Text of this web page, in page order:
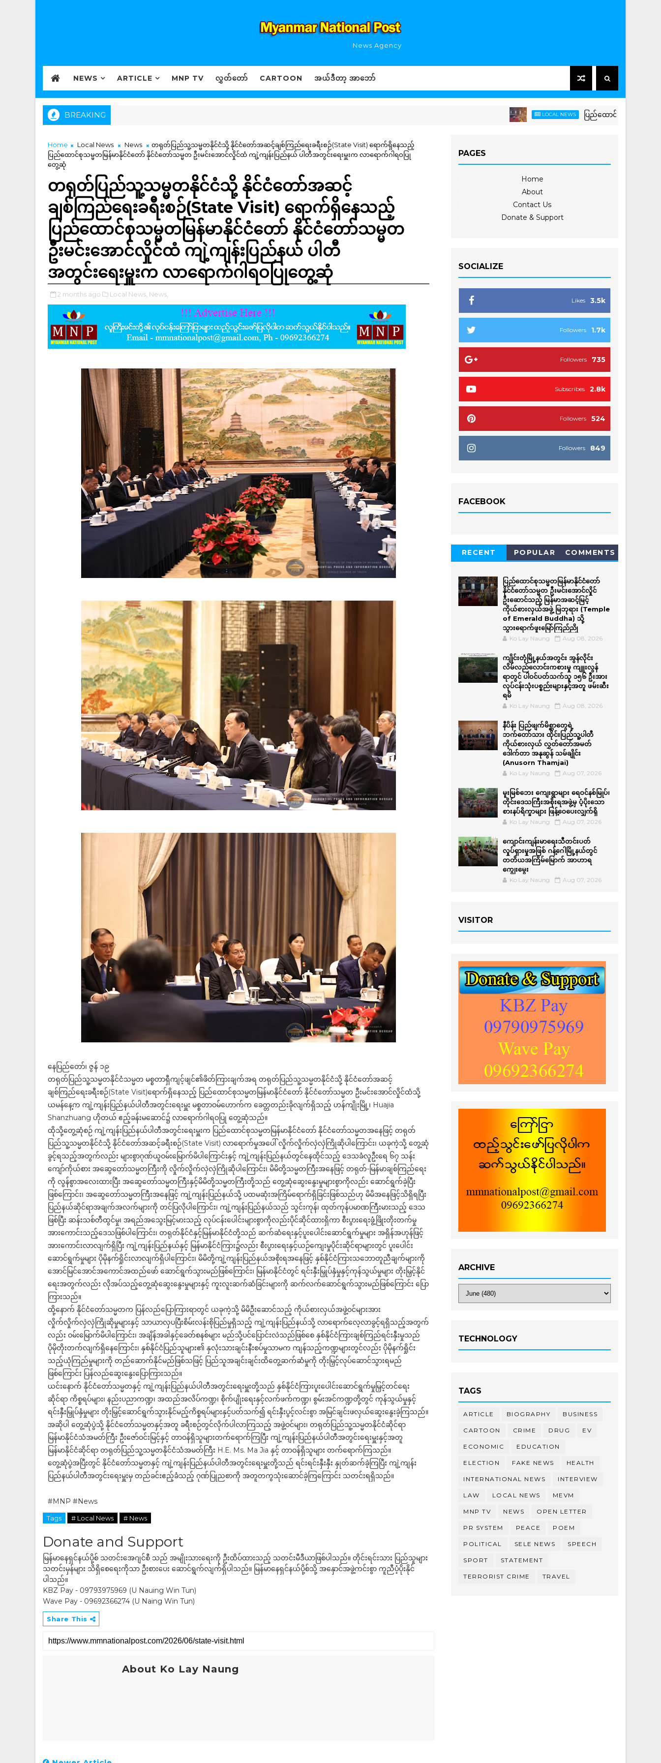
News Agency
NEWS ARTICLE MNP TV လွှတ်တော် CARTOON အယ်ဒီတာ့ အာဘော်
BREAKING LOCAL NEWS ပြည်ထောင်စုသမ္မတမြန်မာနိုင်ငံတေ
Home Local News News
တရုတ်ပြည်သူ့သမ္မတနိုင်ငံသို့ နိုင်ငံတော်အဆင့်ချစ်ကြည်ရေးခရီးစဉ်(State Visit) ရောက်ရှိနေသည့်
ပြည်ထောင်စုသမ္မတမြန်မာနိုင်ငံတော် နိုင်ငံတော်သမ္မတ ဦးမင်းအောင်လှိုင်ထံ ကျဲ့ကျန်းပြည်နယ် ပါတီအတွင်းရေးမှူးက လာရောက်ဂါရဝပြု
တွေ့ဆုံ
တရုတ်ပြည်သူ့သမ္မတနိုင်ငံသို့ နိုင်ငံတော်အဆင့်
ချစ်ကြည်ရေးခရီးစဉ်(State Visit) ရောက်ရှိနေသည့်
ပြည်ထောင်စုသမ္မတမြန်မာနိုင်ငံတော် နိုင်ငံတော်သမ္မတ
ဦးမင်းအောင်လှိုင်ထံ ကျဲ့ကျန်းပြည်နယ် ပါတီ
အတွင်းရေးမှူးက လာရောက်ဂါရဝပြုတွေ့ဆုံ
2 months ago Local News, News,
နေပြည်တော်၊ ဇွန် ၁၉
တရုတ်ပြည်သူ့သမ္မတနိုင်ငံသမ္မတ မစ္စတာရှီကျင့်ဖျင်၏ဖိတ်ကြားချက်အရ တရုတ်ပြည်သူ့သမ္မတနိုင်ငံသို့ နိုင်ငံတော်အဆင့်
ချစ်ကြည်ရေးခရီးစဉ်(State Visit)ရောက်ရှိနေသည့် ပြည်ထောင်စုသမ္မတမြန်မာနိုင်ငံတော် နိုင်ငံတော်သမ္မတ ဦးမင်းအောင်လှိုင်ထံသို့
ယမန်နေ့က ကျဲ့ကျန်းပြည်နယ်ပါတီအတွင်းရေးမှူး မစ္စတာဝမ်ဟောက်က ခေတ္တတည်းခိုလျက်ရှိသည့် ဟန်ကျိုးမြို့၊ Huajia
Shanzhuang ဟိုတယ် ဧည့်ခန်းမဆောင်၌ လာရောက်ဂါရဝပြု တွေ့ဆုံသည်။
ထိုသို့တွေ့ဆုံစဉ် ကျဲ့ကျန်းပြည်နယ်ပါတီအတွင်းရေးမှူးက ပြည်ထောင်စုသမ္မတမြန်မာနိုင်ငံတော် နိုင်ငံတော်သမ္မတအနေဖြင့် တရုတ်
ပြည်သူ့သမ္မတနိုင်ငံသို့ နိုင်ငံတော်အဆင့်ခရီးစဉ်(State Visit) လာရောက်မှုအပေါ် လှိုက်လှိုက်လှဲလှဲကြိုဆိုပါကြောင်း၊ ယခုကဲ့သို့ တွေ့ဆုံ
ခွင့်ရသည့်အတွက်လည်း များစွာဂုဏ်ယူဝမ်းမြောက်မိပါကြောင်းနှင့် ကျဲ့ကျန်းပြည်နယ်တွင်နေထိုင်သည့် ဒေသခံလူဦးရေ ၆၇ သန်း
ကျော်ကိုယ်စား အဆွေတော်သမ္မတကြီးကို လှိုက်လှိုက်လှဲလှဲကြိုဆိုပါကြောင်း၊ မိမိတို့သမ္မတကြီးအနေဖြင့် တရုတ်-မြန်မာချစ်ကြည်ရေး
ကို လွန်စွာအလေးထားပြီး အဆွေတော်သမ္မတကြီးနှင့်မိမိတို့သမ္မတကြီးတို့သည် တွေ့ဆုံဆွေးနွေးမှုများစွာကိုလည်း ဆောင်ရွက်ခဲ့ပြီး
ဖြစ်ကြောင်း၊ အဆွေတော်သမ္မတကြီးအနေဖြင့် ကျဲ့ကျန်းပြည်နယ်သို့ ပထမဆုံးအကြိမ်ရောက်ရှိခြင်းဖြစ်သည်ဟု မိမိအနေဖြင့်သိရှိရပြီး
ပြည်နယ်ဆိုင်ရာအချက်အလက်များကို တင်ပြလိုပါကြောင်း၊ ကျဲ့ကျန်းပြည်နယ်သည် သွင်းကုန်၊ ထုတ်ကုန်ပမာဏကြီးမားသည့် ဒေသ
ဖြစ်ပြီး ဆန်းသစ်တီထွင်မှု၊ အရည်အသွေးမြင့်မားသည့် လုပ်ငန်းပေါင်းများစွာကိုလည်းပိုင်ဆိုင်ထားရှိကာ စီးပွားရေးဖွံ့ဖြိုးတိုးတက်မှု
အားကောင်းသည့်ဒေသဖြစ်ပါကြောင်း၊ တရုတ်နိုင်ငံနှင့်မြန်မာနိုင်ငံတို့သည် ဆက်ဆံရေးနှင့်ပူးပေါင်းဆောင်ရွက်မှုများ အရှိန်အဟုန်ဖြင့်
အားကောင်းလာလျက်ရှိပြီး ကျဲ့ကျန်းပြည်နယ်နှင့် မြန်မာနိုင်ငံကြား၌လည်း စီးပွားရေးနှင့်ယဉ်ကျေးမှုပိုင်းဆိုင်ရာများတွင် ပူးပေါင်း
ဆောင်ရွက်မှုများ ပိုမိုနက်ရှိုင်းလာလျက်ရှိပါကြောင်း၊ မိမိတို့ကျဲ့ကျန်းပြည်နယ်အစိုးရအနေဖြင့် နှစ်နိုင်ငံကြားသဘောတူညီချက်များကို
အောင်မြင်အောင်အကောင်အထည်ဖော် ဆောင်ရွက်သွားမည်ဖြစ်ကြောင်း၊ မြန်မာနိုင်ငံတွင် ရင်းနှီးမြှုပ်နှံမှုနှင့်ကုန်သွယ်မှုများ တိုးမြှင့်နိုင်
ရေးအတွက်လည်း လိုအပ်သည့်တွေ့ဆုံဆွေးနွေးမှုများနှင့် ကူးလူးဆက်ဆံခြင်းများကို ဆက်လက်ဆောင်ရွက်သွားမည်ဖြစ်ကြောင်း ပြော
ကြားသည်။
ထို့နောက် နိုင်ငံတော်သမ္မတက ပြန်လည်ပြောကြားရာတွင် ယခုကဲ့သို့ မိမိဦးဆောင်သည့် ကိုယ်စားလှယ်အဖွဲ့ဝင်များအား
လှိုက်လှိုက်လှဲလှဲကြိုဆိုမှုများနှင့် သာယာလှပပြီးစိမ်းလန်းစိုပြည်မှုရှိသည့် ကျဲ့ကျန်းပြည်နယ်သို့ လာရောက်လေ့လာခွင့်ရရှိသည့်အတွက်
လည်း ဝမ်းမြောက်မိပါကြောင်း၊ အချိန်အခါနှင့်ခေတ်စနစ်များ မည်သို့ပင်ပြောင်းလဲသည်ဖြစ်စေ နှစ်နိုင်ငံကြားချစ်ကြည်ရင်းနှီးမှုသည်
ပိုမိုတိုးတက်လျက်ရှိနေကြောင်း၊ နှစ်နိုင်ငံပြည်သူများ၏ နှလုံးသားချင်းနီးစပ်မှုသာမက ကျန်သည့်ကဏ္ဍများတွင်လည်း ပိုမိုနက်ရှိုင်း
သည့်ယုံကြည်မှုများကို တည်ဆောက်နိုင်မည်ဖြစ်သဖြင့် ပြည်သူအချင်းချင်းထိတွေ့ဆက်ဆံမှုကို တိုးမြှင့်လုပ်ဆောင်သွားရမည်
ဖြစ်ကြောင်း ပြန်လည်ဆွေးနွေးပြောကြားသည်။
ယင်းနောက် နိုင်ငံတော်သမ္မတနှင့် ကျဲ့ကျန်းပြည်နယ်ပါတီအတွင်းရေးမှူးတို့သည် နှစ်နိုင်ငံကြားပူးပေါင်းဆောင်ရွက်မှုမြှင့်တင်ရေး
ဆိုင်ရာ ကိစ္စရပ်များ၊ နည်းပညာကဏ္ဍ၊ အထည်အလိပ်ကဏ္ဍ၊ စိုက်ပျိုးရေးနှင့်လက်ဖက်ကဏ္ဍ၊ စွမ်းအင်ကဏ္ဍတို့တွင် ကုန်သွယ်မှုနှင့်
ရင်းနှီးမြှုပ်နှံမှုများ တိုးမြှင့်ဆောင်ရွက်သွားနိုင်မည့်ကိစ္စရပ်များနှင့်ပတ်သက်၍ ရင်းနှီးပွင့်လင်းစွာ အမြင်ချင်းဖလှယ်ဆွေးနွေးခဲ့ကြသည်။
အဆိုပါ တွေ့ဆုံပွဲသို့ နိုင်ငံတော်သမ္မတနှင့်အတူ ခရီးစဉ်တွင်လိုက်ပါလာကြသည့် အဖွဲ့ဝင်များ၊ တရုတ်ပြည်သူ့သမ္မတနိုင်ငံဆိုင်ရာ
မြန်မာနိုင်ငံသံအမတ်ကြီး ဦးဇော်ဝင်းမြင့်နှင့် တာဝန်ရှိသူများတက်ရောက်ကြပြီး ကျဲ့ကျန်းပြည်နယ်ပါတီအတွင်းရေးမှူးနှင့်အတူ
မြန်မာနိုင်ငံဆိုင်ရာ တရုတ်ပြည်သူ့သမ္မတနိုင်ငံသံအမတ်ကြီး H.E. Ms. Ma Jia နှင့် တာဝန်ရှိသူများ တက်ရောက်ကြသည်။
တွေ့ဆုံပွဲအပြီးတွင် နိုင်ငံတော်သမ္မတနှင့် ကျဲ့ကျန်းပြည်နယ်ပါတီအတွင်းရေးမှူးတို့သည် ရင်းရင်းနှီးနှီး နှုတ်ဆက်ခဲ့ကြပြီး ကျဲ့ကျန်း
ပြည်နယ်ပါတီအတွင်းရေးမှူးမှ တည်ခင်းဧည့်ခံသည့် ဂုဏ်ပြုညစာကို အတူတကွသုံးဆောင်ခဲ့ကြကြောင်း သတင်းရရှိသည်။
#MNP #News
Tags # Local News # News
Donate and Support
မြန်မာနေရှင်နယ်ပို့စ် သတင်းအေဂျင်စီ သည် အမျိုးသားရေးကို ဦးထိပ်ထားသည့် သတင်းမီဒီယာဖြစ်ပါသည်။ တိုင်းရင်းသား ပြည်သူများ
သတင်းမှန်များ သိရှိစေရေးကိုသာ ဦးစားပေး ဆောင်ရွက်လျက်ရှိပါသည်။ မြန်မာနေရှင်နယ်ပို့စ်သို့ အနှောင်အဖွဲ့ကင်းစွာ ကူညီပံ့ပိုးနိုင်
ပါသည်။
KBZ Pay - 09793975969 (U Nauing Win Tun)
Wave Pay - 09692366274 (U Naing Win Tun)
Share This
About Ko Lay Naung
PAGES
Home
About
Contact Us
Donate & Support
SOCIALIZE
3.5k
Likes
1.7k
Followers
735
Followers
2.8k
Subscribes
524
Followers
849
Followers
FACEBOOK
RECENT POPULAR COMMENTS
ပြည်ထောင်စုသမ္မတမြန်မာနိုင်ငံတော်
နိုင်ငံတော်သမ္မတ ဦးမင်းအောင်လှိုင်
ဦးဆောင်သည့် မြန်မာအဆင့်မြင့်
ကိုယ်စားလှယ်အဖွဲ့ မြဘုရား (Temple
of Emerald Buddha) သို့
သွားရောက်ဖူးမြော်ကြည်ညို
Ko Lay Naung Aug 08, 2026
ကျိုင်းတုံမြို့နယ်အတွင်း အွန်လိုင်း
လိမ်လည်လောင်းကစားမှု ကျူးလွန်
ရာတွင် ပါဝင်ပတ်သက်သူ ၁၅၆ ဦးအား
လုပ်ငန်းသုံးပစ္စည်းများနှင့်အတူ ဖမ်းဆီး
ရမိ
Ko Lay Naung Aug 08, 2026
နီပိန်း ပြည်ဖျက်မိစ္ဆာတွေရဲ့
ဘက်တော်သား ထိုင်းပြည်သူ့ပါတီ
ကိုယ်စားလှယ် လွှတ်တော်အမတ်
ဒေါက်တာ အနုဆွန် သမ်ချိုင်း
(Anusorn Thamjai)
Ko Lay Naung Aug 07, 2026
မူးမြစ်ဘေး ကျေးရွာများ ရေဝင်နစ်မြုပ်၊
တိုင်းဒေသကြီးအစိုးရအဖွဲ့မှ ပံ့ပိုးသော
စားနပ်ရိက္ခာများ ဖြန့်ဝေပေးလျှက်ရှိ
Ko Lay Naung Aug 07, 2026
ကျောင်းကျန်းမာရေးသီတင်းပတ်
လှုပ်ရှားမှုအဖြစ် ဂန့်ဂေါမြို့နယ်တွင်
တတိယအကြိမ်မြောက် အာဟာရ
ကျွေးမွေး
Ko Lay Naung Aug 07, 2026
VISITOR
ARCHIVE
TECHNOLOGY
TAGS
ARTICLE BIOGRAPHY BUSINESS
CARTOON CRIME DRUG EV
ECONOMIC EDUCATION
ELECTION FAKE NEWS HEALTH
INTERNATIONAL NEWS INTERVIEW
LAW LOCAL NEWS MEVM
MNP TV NEWS OPEN LETTER
PR SYSTEM PEACE POEM
POLITICAL SELE NEWS SPEECH
SPORT STATEMENT
TERRORIST CRIME TRAVEL